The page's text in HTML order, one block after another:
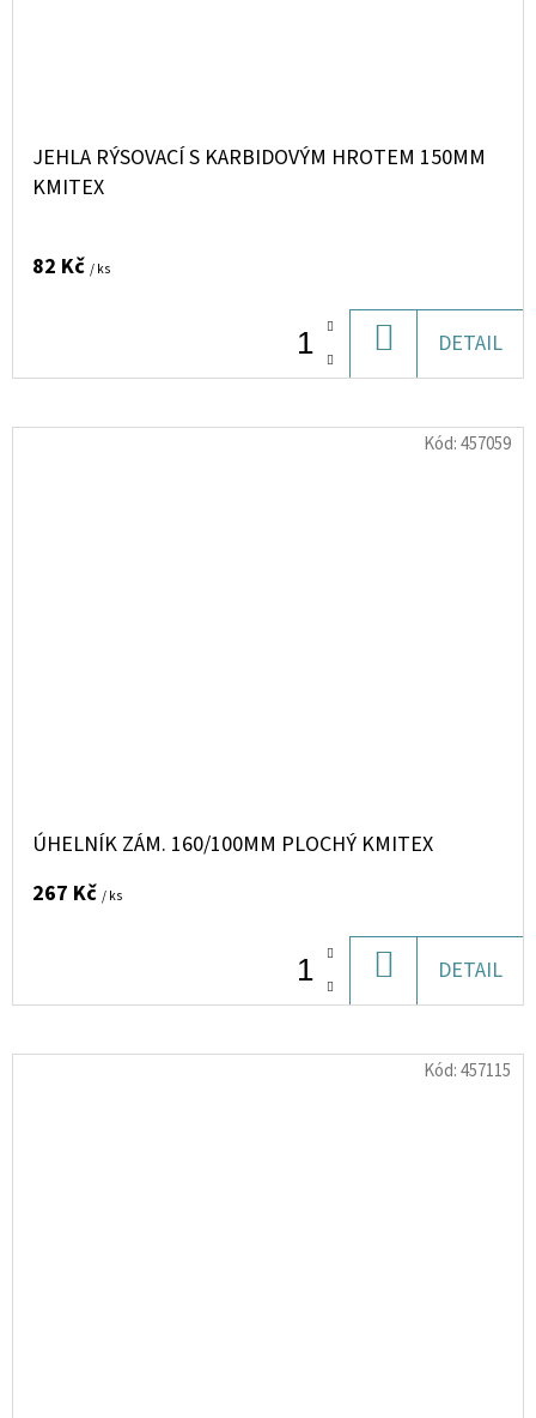
JEHLA RÝSOVACÍ S KARBIDOVÝM HROTEM 150MM
KMITEX
82 Kč / ks
KOŠÍKU
DETAIL
ÚHELNÍK ZÁM. 160/100MM PLOCHÝ KMITEX
267 Kč / ks
KOŠÍKU
DETAIL
Kód:457059
Kód:457115